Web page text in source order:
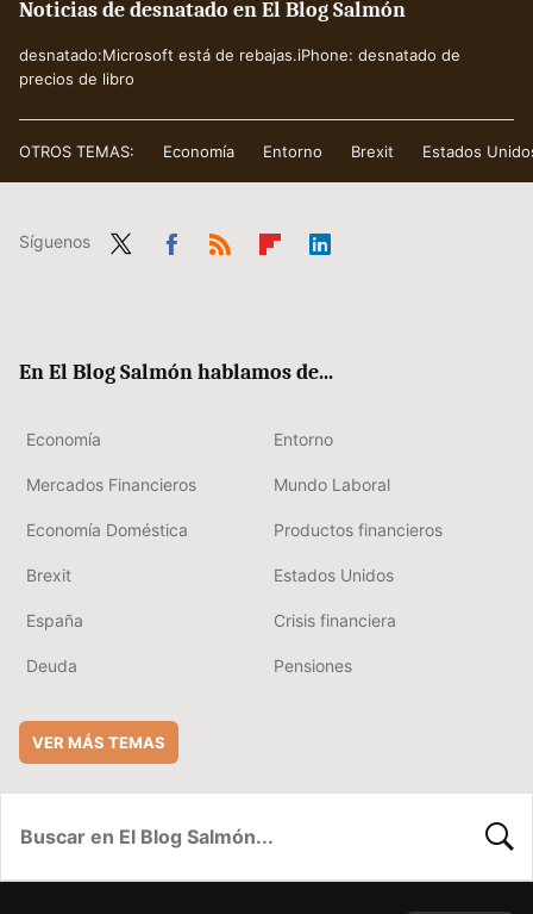
Noticias de desnatado en El Blog Salmón
desnatado:Microsoft está de rebajas.iPhone: desnatado de
precios de libro
OTROS TEMAS: Economía Entorno Brexit Estados
Síguenos
En El Blog Salmón hablamos de...
Economía Entorno
Mercados Financieros Mundo Laboral
Economía Doméstica Productos financieros
Brexit Estados Unidos
España Crisis financiera
Deuda Pensiones
VER MÁS TEMAS